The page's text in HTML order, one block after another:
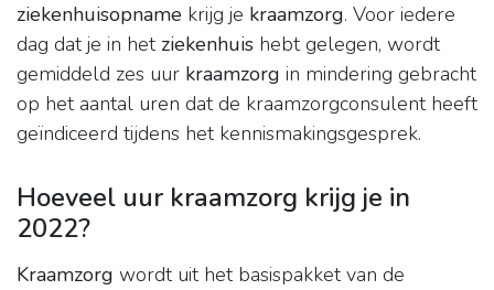
ziekenhuisopname krijg je kraamzorg. Voor iedere
dag dat je in het ziekenhuis hebt gelegen, wordt
gemiddeld zes uur kraamzorg in mindering gebracht
op het aantal uren dat de kraamzorgconsulent heeft
geïndiceerd tijdens het kennismakingsgesprek.
Hoeveel uur kraamzorg krijg je in
2022?
Kraamzorg wordt uit het basispakket van de